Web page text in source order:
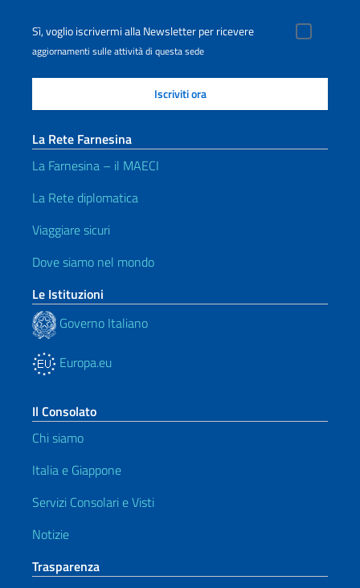
Sì, voglio iscrivermi alla Newsletter per ricevere
aggiornamenti sulle attività di questa sede
La Rete Farnesina
La Farnesina – il MAECI
La Rete diplomatica
Viaggiare sicuri
Dove siamo nel mondo
Le Istituzioni
Governo Italiano
Europa.eu
Il Consolato
Chi siamo
Italia e Giappone
Servizi Consolari e Visti
Notizie
Trasparenza